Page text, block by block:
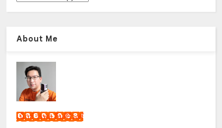
About Me
เน็กซ์ วรพล ลิ่มศิริวงศ์